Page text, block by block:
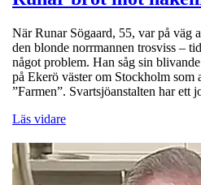
När Runar Sögaard, 55, var på väg
den blonde norrmannen trosviss –
något problem. Han såg sin
på Ekerö väster om Stockholm som
”Farmen”. Svartsjöanstalten har
Läs vidare